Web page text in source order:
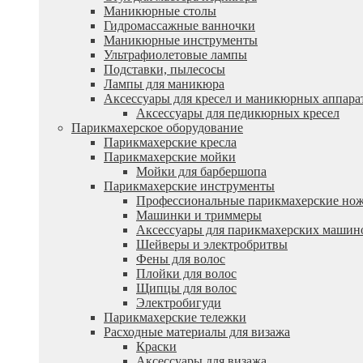
Маникюрные столы
Гидромассажные ванночки
Маникюрные инструменты
Ультрафиолетовые лампы
Подставки, пылесосы
Лампы для маникюра
Аксессуары для кресел и маникюрных
Аксессуары для педикюрных кресел
Парикмахерское оборудование
Парикмахерские кресла
Парикмахерские мойки
Мойки для барбершопа
Парикмахерские инструменты
Профессиональные парикмахерские
Машинки и триммеры
Аксессуары для парикмахерских
Шейверы и электробритвы
Фены для волос
Плойки для волос
Щипцы для волос
Электробигуди
Парикмахерские тележки
Расходные материалы для визажа
Краски